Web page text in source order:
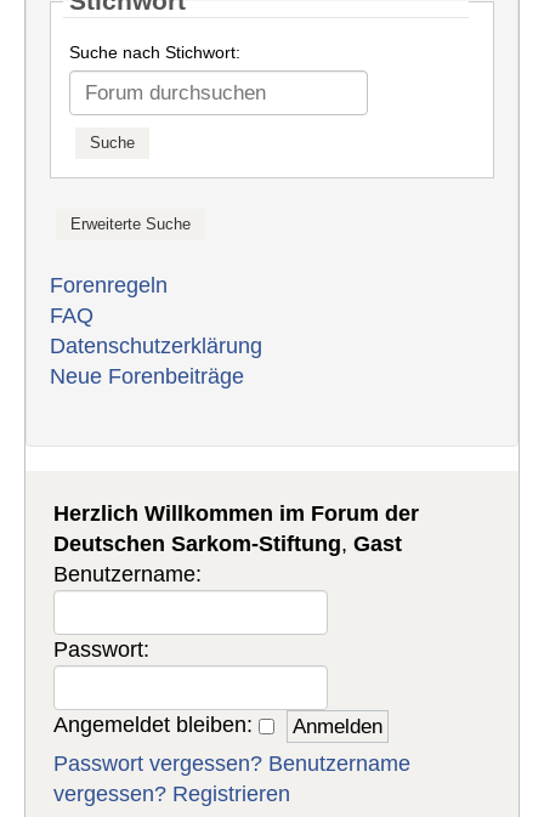
Suche nach Stichwort:
Forenregeln
FAQ
Datenschutzerklärung
Neue Forenbeiträge
Herzlich Willkommen im Forum der
Deutschen Sarkom-Stiftung,Gast
Benutzername:
Passwort:
Angemeldet bleiben:
Passwort vergessen? Benutzername
vergessen? Registrieren